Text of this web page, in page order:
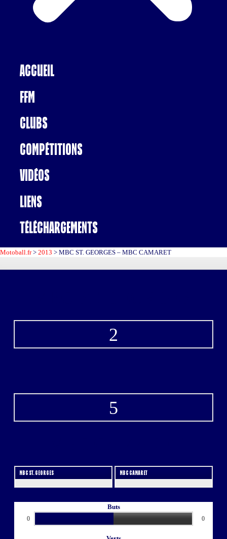
Accueil
FFM
Clubs
Compétitions
Vidéos
Liens
Téléchargements
Motoball.fr> 2013 > MBC ST. GEORGES – MBC CAMARET
2
5
MBC ST. GEORGES MBC CAMARET
Buts
0 0